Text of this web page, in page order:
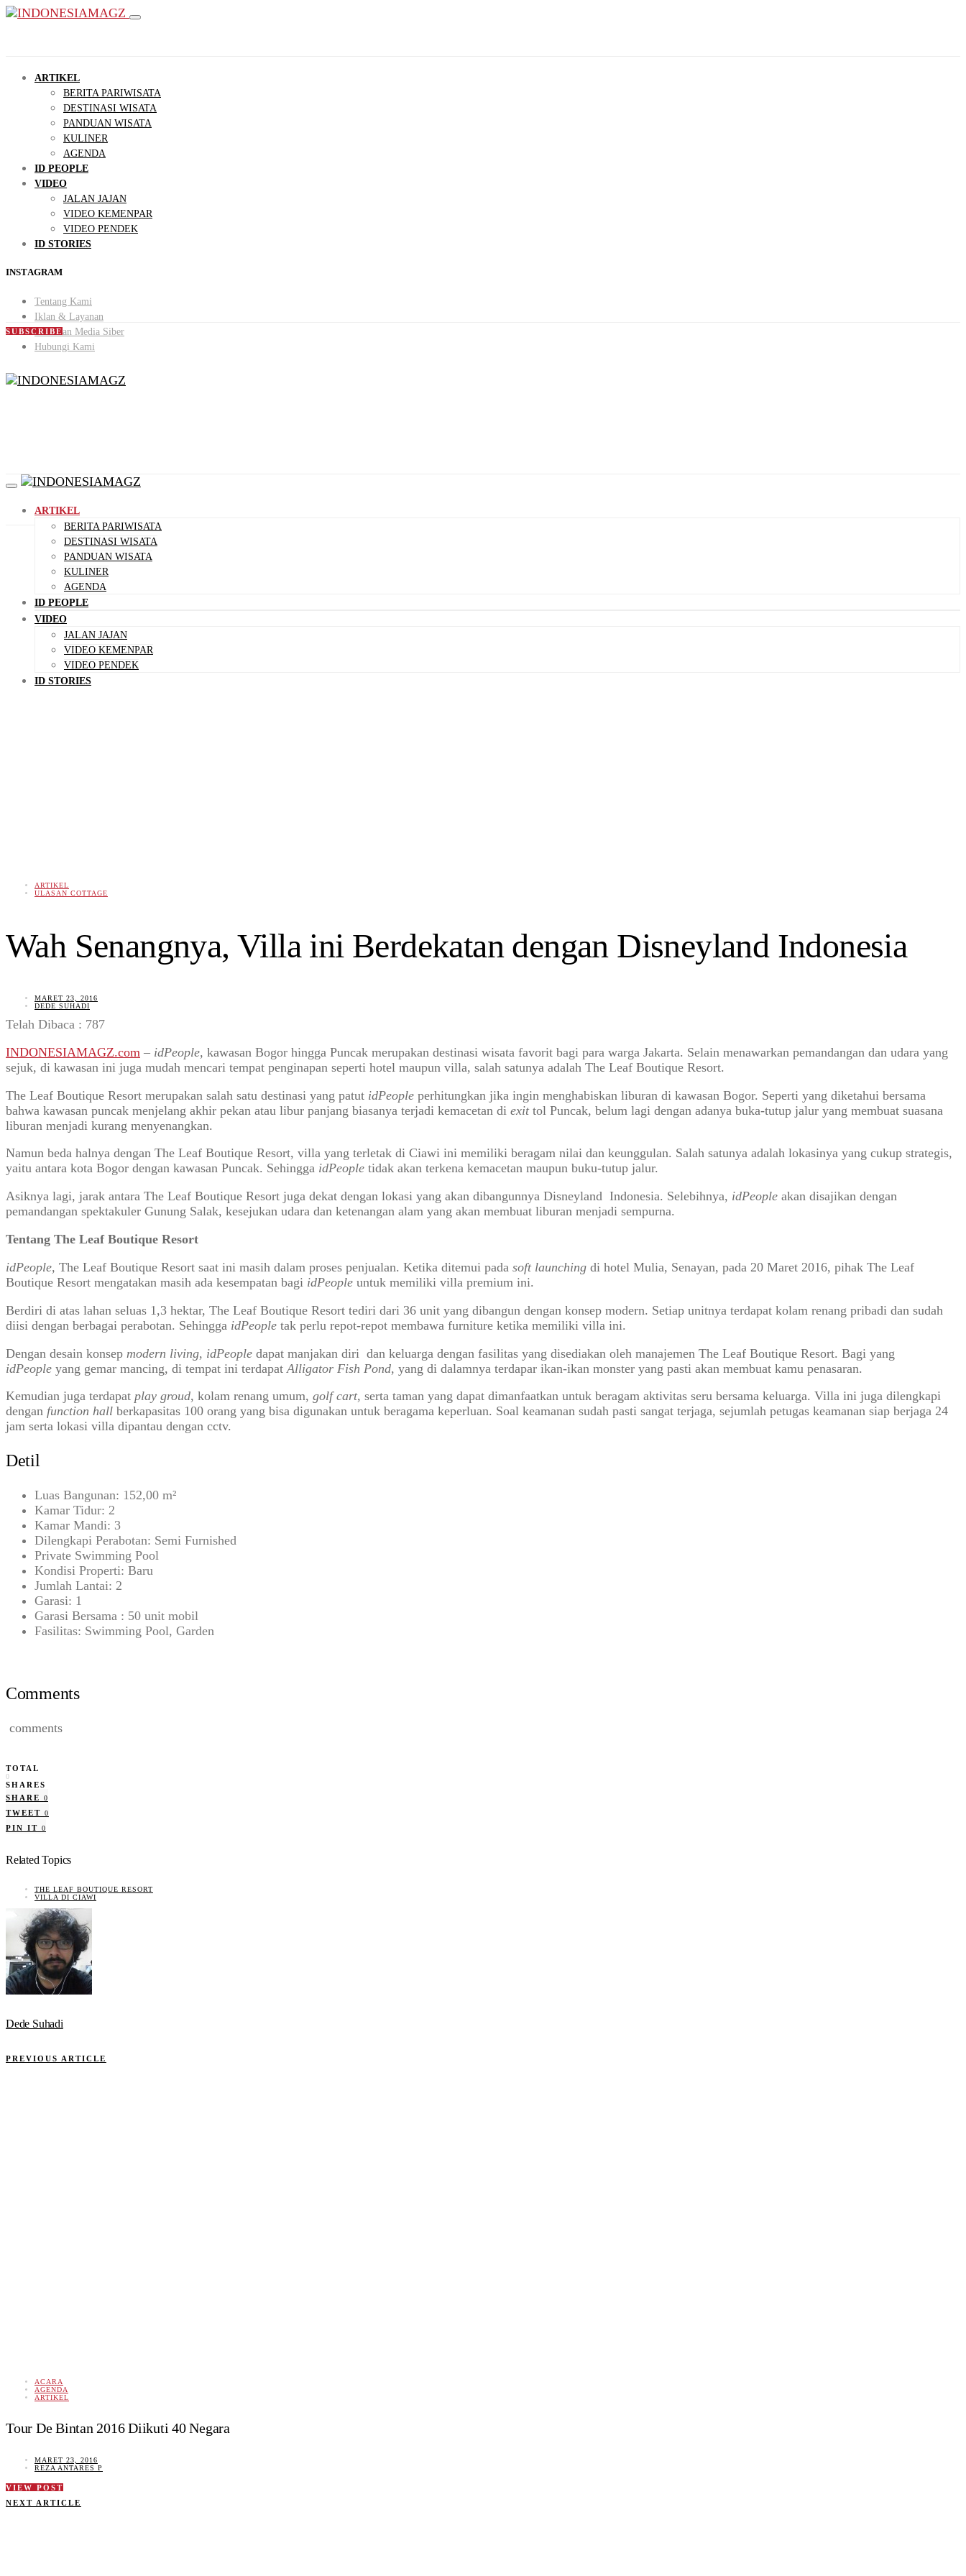
ARTIKEL
BERITA PARIWISATA
DESTINASI WISATA
PANDUAN WISATA
KULINER
AGENDA
ID PEOPLE
VIDEO
JALAN JAJAN
VIDEO KEMENPAR
VIDEO PENDEK
ID STORIES
INSTAGRAM
Tentang Kami
Iklan & Layanan
Pedoman Media Siber
Hubungi Kami
SUBSCRIBE
ARTIKEL
BERITA PARIWISATA
DESTINASI WISATA
PANDUAN WISATA
KULINER
AGENDA
ID PEOPLE
VIDEO
JALAN JAJAN
VIDEO KEMENPAR
VIDEO PENDEK
ID STORIES
ARTIKEL
ULASAN COTTAGE
Wah Senangnya, Villa ini Berdekatan dengan Disneyland Indonesia
MARET 23, 2016
DEDE SUHADI
Telah Dibaca : 787
INDONESIAMAGZ.com – idPeople, kawasan Bogor hingga Puncak merupakan destinasi wisata favorit bagi para warga Jakarta. Selain menawarkan pemandangan dan udara yang
sejuk, di kawasan ini juga mudah mencari tempat penginapan seperti hotel maupun villa, salah satunya adalah The Leaf Boutique Resort.
The Leaf Boutique Resort merupakan salah satu destinasi yang patut idPeople perhitungkan jika ingin menghabiskan liburan di kawasan Bogor. Seperti yang diketahui bersama
bahwa kawasan puncak menjelang akhir pekan atau libur panjang biasanya terjadi kemacetan di exit tol Puncak, belum lagi dengan adanya buka-tutup jalur yang membuat suasana
liburan menjadi kurang menyenangkan.
Namun beda halnya dengan The Leaf Boutique Resort, villa yang terletak di Ciawi ini memiliki beragam nilai dan keunggulan. Salah satunya adalah lokasinya yang cukup strategis,
yaitu antara kota Bogor dengan kawasan Puncak. Sehingga idPeople tidak akan terkena kemacetan maupun buku-tutup jalur.
Asiknya lagi, jarak antara The Leaf Boutique Resort juga dekat dengan lokasi yang akan dibangunnya Disneyland Indonesia. Selebihnya, idPeople akan disajikan dengan
pemandangan spektakuler Gunung Salak, kesejukan udara dan ketenangan alam yang akan membuat liburan menjadi sempurna.
Tentang The Leaf Boutique Resort
idPeople, The Leaf Boutique Resort saat ini masih dalam proses penjualan. Ketika ditemui pada soft launching di hotel Mulia, Senayan, pada 20 Maret 2016, pihak The Leaf
Boutique Resort mengatakan masih ada kesempatan bagi idPeople untuk memiliki villa premium ini.
Berdiri di atas lahan seluas 1,3 hektar, The Leaf Boutique Resort tediri dari 36 unit yang dibangun dengan konsep modern. Setiap unitnya terdapat kolam renang pribadi dan sudah
diisi dengan berbagai perabotan. Sehingga idPeople tak perlu repot-repot membawa furniture ketika memiliki villa ini.
Dengan desain konsep modern living, idPeople dapat manjakan diri dan keluarga dengan fasilitas yang disediakan oleh manajemen The Leaf Boutique Resort. Bagi yang
idPeople yang gemar mancing, di tempat ini terdapat Alligator Fish Pond, yang di dalamnya terdapar ikan-ikan monster yang pasti akan membuat kamu penasaran.
Kemudian juga terdapat play groud, kolam renang umum, golf cart, serta taman yang dapat dimanfaatkan untuk beragam aktivitas seru bersama keluarga. Villa ini juga dilengkapi
dengan function hall berkapasitas 100 orang yang bisa digunakan untuk beragama keperluan. Soal keamanan sudah pasti sangat terjaga, sejumlah petugas keamanan siap berjaga 24
jam serta lokasi villa dipantau dengan cctv.
Detil
Luas Bangunan: 152,00 m²
Kamar Tidur: 2
Kamar Mandi: 3
Dilengkapi Perabotan: Semi Furnished
Private Swimming Pool
Kondisi Properti: Baru
Jumlah Lantai: 2
Garasi: 1
Garasi Bersama : 50 unit mobil
Fasilitas: Swimming Pool, Garden
Comments
comments
TOTAL
0
SHARES
SHARE
0
TWEET 0
PIN IT 0
Related Topics
THE LEAF BOUTIQUE RESORT
VILLA DI CIAWI
Dede Suhadi
PREVIOUS ARTICLE
ACARA
AGENDA
ARTIKEL
Tour De Bintan 2016 Diikuti 40 Negara
MARET 23, 2016
REZA ANTARES P
VIEW POST
NEXT ARTICLE